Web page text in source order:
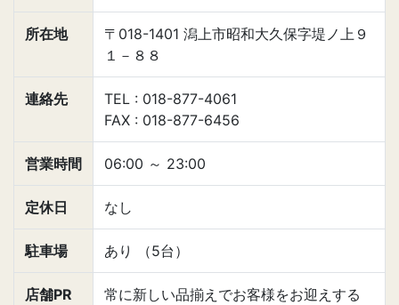
所在地
〒018-1401 潟上市昭和大久保字堤ノ上９
１－８８
連絡先
TEL : 018-877-4061
FAX : 018-877-6456
営業時間 06:00 ～ 23:00
定休日 なし
駐車場 あり （5台）
店舗PR
常に新しい品揃えでお客様をお迎えする